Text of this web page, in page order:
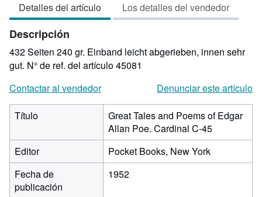
4
de
estrellas
Detalles del artículo Los detalles del vendedor
Descripción
432 Seiten 240 gr. Einband leicht abgerieben, innen sehr
gut. N° de ref. del artículo 45081
Contactar al vendedor
Denunciar este artículo
Título
Great Tales and Poems of Edgar
Allan Poe. Cardinal C-45
Editor
Pocket Books, New York
Fecha de
publicación
1952